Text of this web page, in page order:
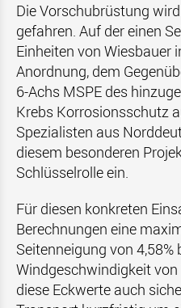
Die Vorschubrüstung
gefahren. Auf der einen
Einheiten von Wiesbauer
Anordnung, dem
6-Achs MSPE des
Krebs Korrosionsschutz
Spezialisten aus
diesem besonderen
Schlüsselrolle ein.
Für diesen konkreten
Berechnungen eine
Seitenneigung von 4,58%
Windgeschwindigkeit
diese Eckwerte auch